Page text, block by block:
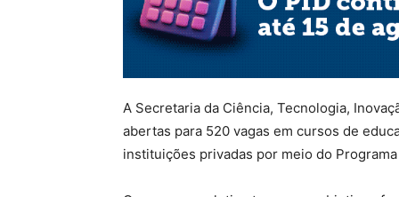
A Secretaria da Ciência, Tecnologia,
abertas para 520 vagas em cursos de
instituições privadas por meio do